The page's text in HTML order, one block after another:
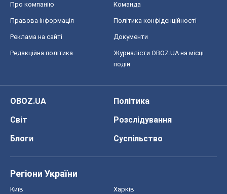
Про компанію Команда
Правова інформація Політика конфіденційності
Реклама на сайті Документи
Редакційна політика
Журналісти OBOZ.UA на місці
подій
OBOZ.UA
Політика
Світ
Розслідування
Блоги
Суспільство
Регіони України
Київ Харків